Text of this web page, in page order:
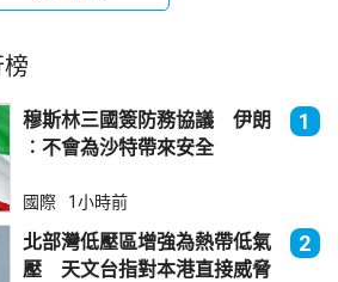
穆斯林三國簽防務協議 伊朗
︰不會為沙特帶來安全
1
國際 1小時前
北部灣低壓區增強為熱帶低氣
壓 天文台指對本港直接威脅
2